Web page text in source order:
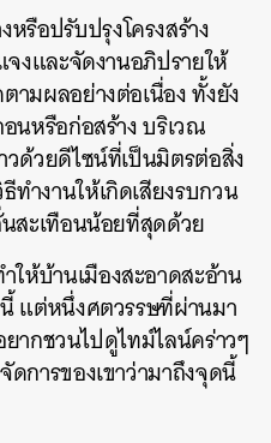
รือปรับปรุงโครงสร้าง
งและจัดงานอภิปรายให้
มผลอย่างต่อเนื่อง ทั้งยัง
นหรือก่อสร้าง บริเวณ
ด้วยดีไซน์ที่เป็นมิตรต่อสิ่ง
ำงานให้เกิดเสียงรบกวน
สะเทือนน้อยที่สุดด้วย
ำให้บ้านเมืองสะอาดสะอ้าน
แต่หนึ่งศตวรรษที่ผ่านมา
ยากชวนไปดูไทม์ไลน์คร่าวๆ
การของเขาว่ามาถึงจุดนี้